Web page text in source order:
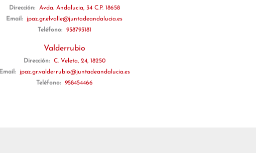
Dirección:
Avda. Andalucia, 34 C.P. 18658
Email:
jpaz.gr.elvalle@juntadeandalucia.es
Teléfono:
958793181
Valderrubio
Dirección:
C. Veleta, 24, 18250
Email:
jpaz.gr.valderrubio@juntadeandalucia.es
Teléfono:
958454466